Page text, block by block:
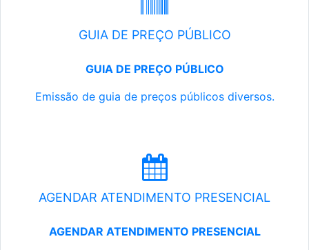
GUIA DE PREÇO PÚBLICO
GUIA DE PREÇO PÚBLICO
Emissão de guia de preços públicos diversos.
AGENDAR ATENDIMENTO PRESENCIAL
AGENDAR ATENDIMENTO PRESENCIAL